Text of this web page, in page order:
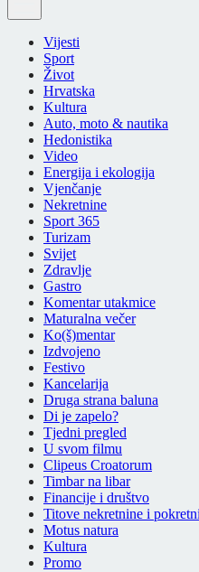
Vijesti
Sport
Život
Hrvatska
Kultura
Auto, moto & nautika
Hedonistika
Video
Energija i ekologija
Vjenčanje
Nekretnine
Sport 365
Turizam
Svijet
Zdravlje
Gastro
Komentar utakmice
Maturalna večer
Ko(š)mentar
Izdvojeno
Festivo
Kancelarija
Druga strana baluna
Di je zapelo?
Tjedni pregled
U svom filmu
Clipeus Croatorum
Timbar na libar
Financije i društvo
Titove nekretnine i
Motus natura
Kultura
Promo